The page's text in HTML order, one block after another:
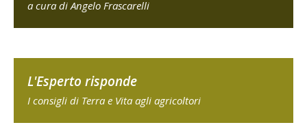
a cura di Angelo Frascarelli
L'Esperto risponde
I consigli di Terra e Vita agli agricoltori